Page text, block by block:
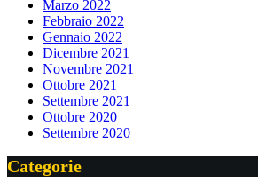
Marzo 2022
Febbraio 2022
Gennaio 2022
Dicembre 2021
Novembre 2021
Ottobre 2021
Settembre 2021
Ottobre 2020
Settembre 2020
Categorie